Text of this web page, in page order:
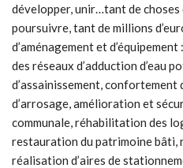
développer, unir…tant de
poursuivre, tant de millions
d’aménagement et
des réseaux d’adduction d’eau
d’assainissement, confortement
d’arrosage, amélioration et
communale, réhabilitation des
restauration du patrimoine bâti,
réalisation d’aires de